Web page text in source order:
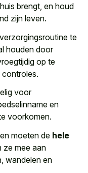
brengt, en houd
zijn leven.
te
houden door
op te
controles.
voor
en
voorkomen.
moeten de hele
ze mee aan
wandelen en